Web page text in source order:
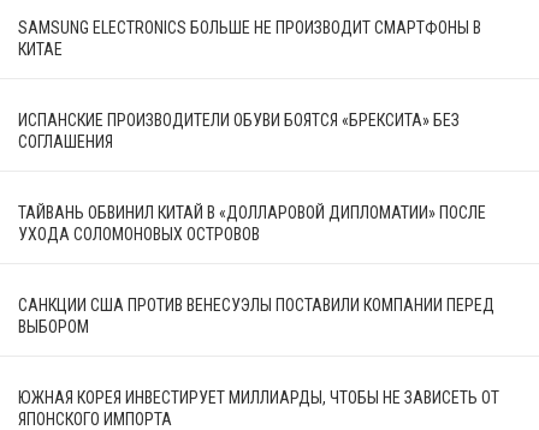
SAMSUNG ELECTRONICS БОЛЬШЕ НЕ ПРОИЗВОДИТ СМАРТФОНЫ В
КИТАЕ
ИСПАНСКИЕ ПРОИЗВОДИТЕЛИ ОБУВИ БОЯТСЯ «БРЕКСИТА» БЕЗ
СОГЛАШЕНИЯ
ТАЙВАНЬ ОБВИНИЛ КИТАЙ В «ДОЛЛАРОВОЙ ДИПЛОМАТИИ» ПОСЛЕ
УХОДА СОЛОМОНОВЫХ ОСТРОВОВ
САНКЦИИ США ПРОТИВ ВЕНЕСУЭЛЫ ПОСТАВИЛИ КОМПАНИИ ПЕРЕД
ВЫБОРОМ
ЮЖНАЯ КОРЕЯ ИНВЕСТИРУЕТ МИЛЛИАРДЫ, ЧТОБЫ НЕ ЗАВИСЕТЬ ОТ
ЯПОНСКОГО ИМПОРТА